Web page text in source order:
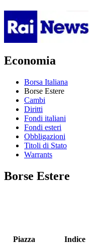
Economia
Borsa Italiana
Borse Estere
Cambi
Diritti
Fondi italiani
Fondi esteri
Obbligazioni
Titoli di Stato
Warrants
Borse Estere
Piazza Indice